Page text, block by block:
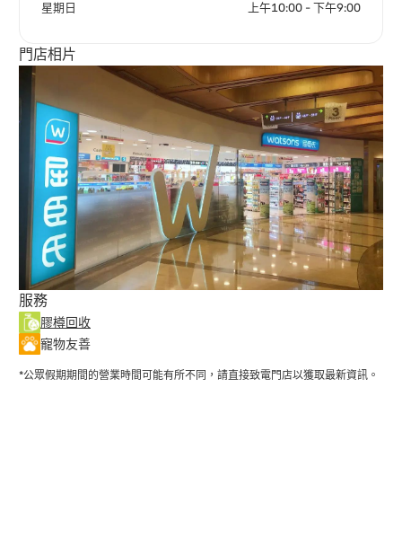
星期日 上午10:00 - 下午9:00
門店相片
服務
膠樽回收
寵物友善
*公眾假期期間的營業時間可能有所不同，請直接致電門店以獲取最新資訊。